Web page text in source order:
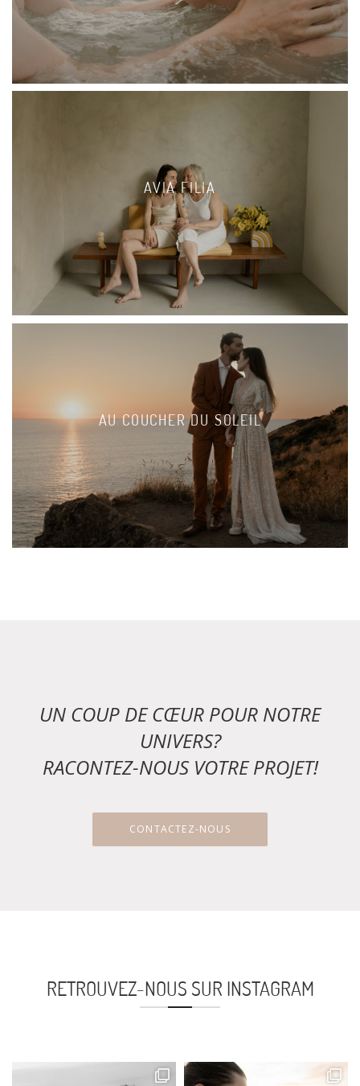
AVIA FILIA
AU COUCHER DU SOLEIL
UN COUP DE CŒUR POUR NOTRE
UNIVERS?
RACONTEZ-NOUS VOTRE PROJET!
CONTACTEZ-NOUS
RETROUVEZ-NOUS SUR INSTAGRAM